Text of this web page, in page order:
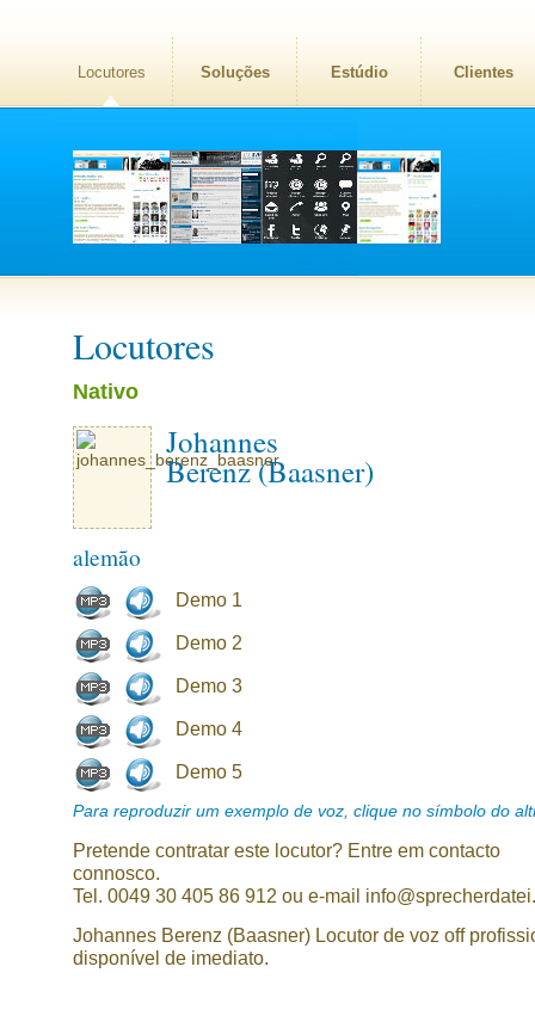
Locutores Soluções Estúdio Clientes
Locutores
Nativo
Johannes
Berenz (Baasner)
alemão
Demo 1
Demo 2
Demo 3
Demo 4
Demo 5
Para reproduzir um exemplo de voz, clique no símbolo do
Pretende contratar este locutor? Entre em contacto
connosco.
Tel. 0049 30 405 86 912 ou e-mail
Johannes Berenz (Baasner) Locutor de voz off
disponível de imediato.